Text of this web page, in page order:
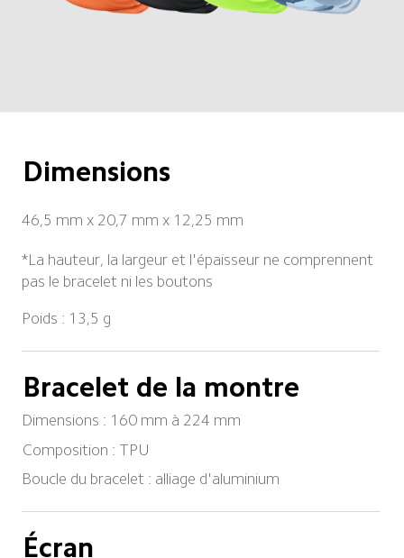
Dimensions
46,5 mm x 20,7 mm x 12,25 mm
*La hauteur, la largeur et l'épaisseur ne comprennent
pas le bracelet ni les boutons
Poids : 13,5 g
Bracelet de la montre
Dimensions : 160 mm à 224 mm
Composition : TPU
Boucle du bracelet : alliage d'aluminium
Écran